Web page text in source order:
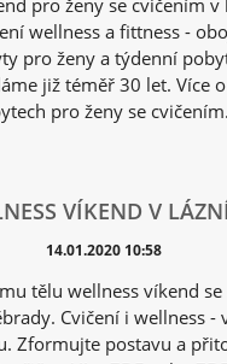
pro ženy se cvičením v
wellness a fittness -
pro ženy a týdenní
již téměř 30 let. Více
pro ženy se
VÍKEND V
14.01.2020 10:58
tělu wellness víkend
Cvičení i wellness -
Zformujte postavu a